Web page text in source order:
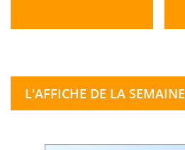
L'AFFICHE DE LA SEMAINE